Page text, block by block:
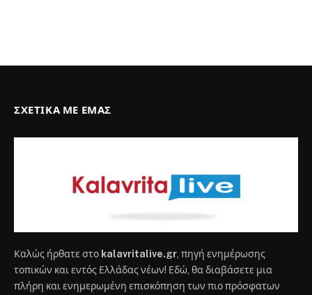
ΣΧΕΤΙΚΆ ΜΕ ΕΜΆΣ
Καλώς ήρθατε στο kalavritalive.gr , πηγή ενημέρωσης
τοπικών και εντός Ελλάδας νέων! Εδώ, θα διαβάσετε μια
πλήρη και ενημερωμένη επισκόπηση των πιο πρόσφατων